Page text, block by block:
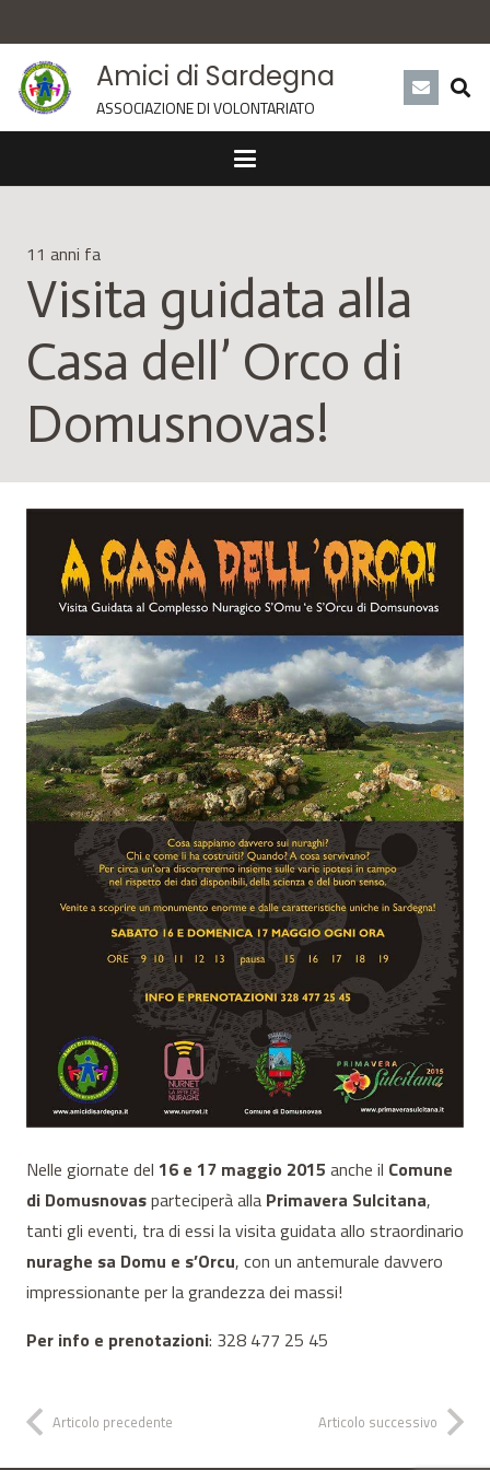
Amici di Sardegna
ASSOCIAZIONE DI VOLONTARIATO
11 anni fa
Visita guidata alla
Casa dell’ Orco di
Domusnovas!
Nelle giornate del 16 e 17 maggio 2015 anche il Comune
di Domusnovasparteciperà alla Primavera Sulcitana,
tanti gli eventi, tra di essi la visita guidata allo straordinario
nuraghe sa Domu e s’Orcu, con un antemurale davvero
impressionante per la grandezza dei massi!
Per info e prenotazioni: 328 477 25 45
Articolo precedente Articolo successivo